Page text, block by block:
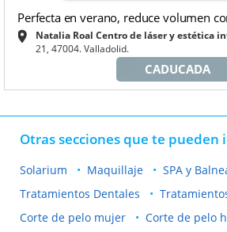
Perfecta en verano, reduce volumen
Natalia Roal Centro de láser y estética
21, 47004. Valladolid.
CADUCADA
Otras secciones que te pueden
Solarium Maquillaje
SPA y
Tratamientos Dentales
Corte de pelo mujer
Corte de pelo